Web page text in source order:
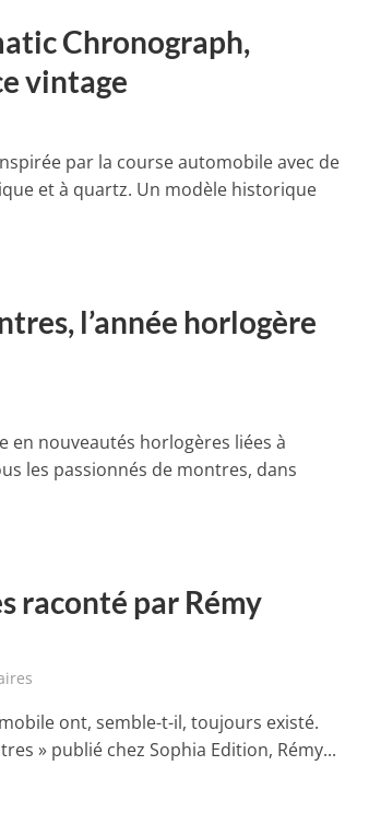
Chronograph,
vintage
par la course automobile avec de
et à quartz. Un modèle historique
l’année horlogère
en nouveautés horlogères liées à
les passionnés de montres, dans
raconté par Rémy
ont, semble-t-il, toujours existé.
» publié chez Sophia Edition, Rémy...